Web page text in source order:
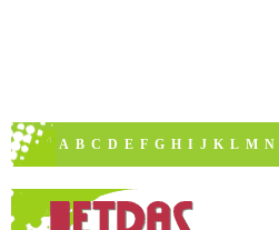
A B C D E F G H I J K L M N